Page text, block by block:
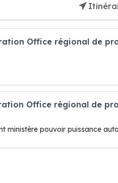
Office régional de
Office régional de
ministère pouvoir puissance